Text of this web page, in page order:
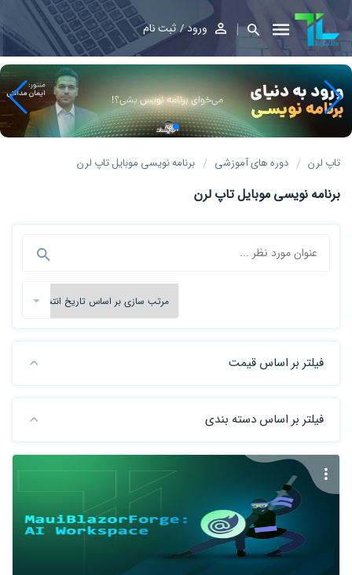
ورود ثبت نام
تاپ لرن دوره های آموزشی برنامه نویسی موبایل تاپ لرن
برنامه نویسی موبایل تاپ لرن
فیلتر بر اساس قیمت
فیلتر بر اساس دسته بندی